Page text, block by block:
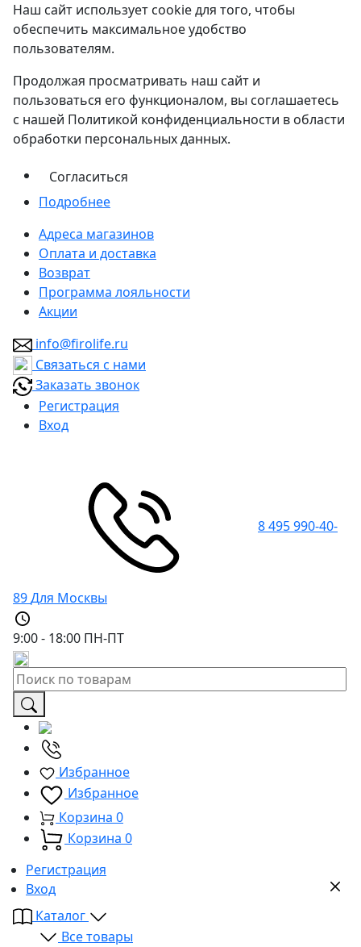
Наш сайт использует cookie для того, чтобы
обеспечить максимальное удобство
пользователям.
Продолжая просматривать наш сайт и
пользоваться его функционалом, вы соглашаетесь
с нашей Политикой конфиденциальности в области
обработки персональных данных.
Согласиться
Подробнее
Адреса магазинов
Оплата и доставка
Возврат
Программа лояльности
Акции
info@firolife.ru
Связаться с нами
Заказать звонок
Регистрация
Вход
8 495 990-40-
89Для Москвы
9:00 - 18:00 ПН-ПТ
Избранное
Избранное
Корзина 0
Корзина 0
Регистрация
Вход
Каталог
Все товары